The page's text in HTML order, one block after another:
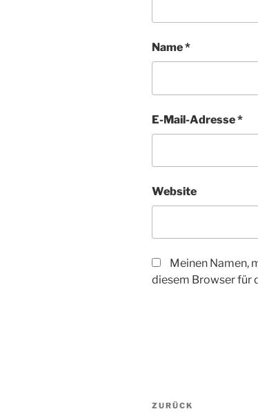
Name*
E-Mail-Adresse*
Website
Meinen Namen,
diesem Browser für
Vorheriger
ZURÜCK